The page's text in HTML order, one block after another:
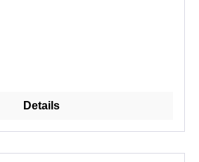
Details